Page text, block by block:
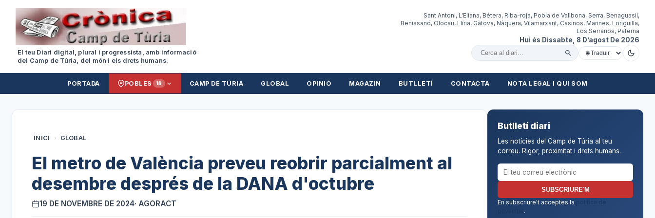
El teu Diari digital, plural i progressista, amb informació
del Camp de Túria, del món i els drets humans.
Sant Antoni, L'Eliana, Bétera, Riba-roja, Pobla de Vallbona, Serra, Benaguasil,
Benissanó, Olocau, Llíria, Gàtova, Nàquera, Vilamarxant, Casinos, Marines, Loriguilla,
Los Serranos, Paterna
Hui és Dissabte, 8 D’agost De 2026
Cercar al diari
PORTADA POBLES 18 CAMP DE TÚRIA GLOBAL OPINIÓ MAGAZIN BUTLLETÍ CONTACTA NOTA LEGAL I QUI SOM
INICI › GLOBAL
El metro de València preveu reobrir parcialment al
desembre després de la DANA d'octubre
19 DE NOVEMBRE DE 2024· AGORACT
Butlletí diari
Les notícies del Camp de Túria al teu
correu. Rigor, proximitat i drets humans.
Correu electrònic per al butlletí
SUBSCRIURE'M
En subscriure't acceptes la
política de
.